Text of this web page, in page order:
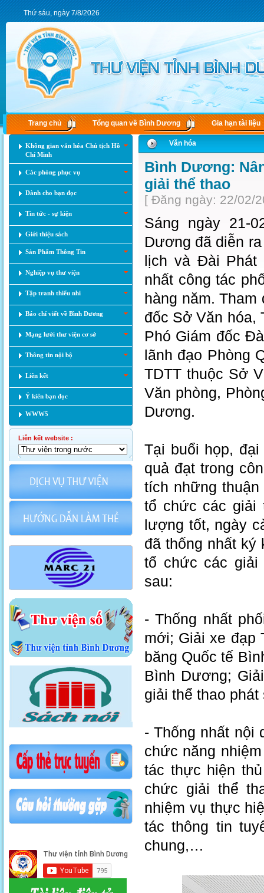
Thứ sáu, ngày 7/8/2026
Trang chủ Tổng quan về Bình Dương Gia hạn tài liệu
Không gian văn hóa Chủ tịch Hồ
Chí Minh
Các phòng phục vụ
Dành cho bạn đọc
Tin tức - sự kiện
Giới thiệu sách
Sản Phẩm Thông Tin
Nghiệp vụ thư viện
Tập tranh thiếu nhi
Báo chí viết về Bình Dương
Mạng lưới thư viện cơ sở
Thông tin nội bộ
Liên kết
Ý kiến bạn đọc
WWW5
Liên kết website :
Văn hóa
Bình Dương:
giải thể thao
[ Đăng ngày: 22/02/
Sáng ngày 21-
Dương đã diễn
lịch và Đài Phát
nhất công tác
hàng năm.
đốc Sở Văn hóa,
Phó Giám đốc
lãnh đạo Phòng
TDTT thuộc Sở
Văn phòng,
Dương.
Tại buổi họp,
quả đạt trong
tích những
tổ chức các giải
lượng tốt, ngày
đã thống nhất ký
tổ chức các giải
sau:
- Thống nhất
mới; Giải xe đạp
băng Quốc tế
Bình Dương;
giải thể thao
- Thống nhất nội
chức năng
tác thực hiện
chức giải thể
nhiệm vụ thực
tác thông tin
chung,…